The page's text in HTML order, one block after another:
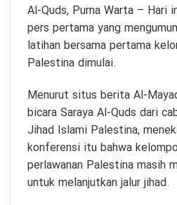
Al-Quds, Purna Warta – Hari
pers pertama yang
latihan bersama pertama
Palestina dimulai.
Menurut situs berita Al-
bicara Saraya Al-Quds dari
Jihad Islami Palestina,
konferensi itu bahwa
perlawanan Palestina masih
untuk melanjutkan jalur jihad.